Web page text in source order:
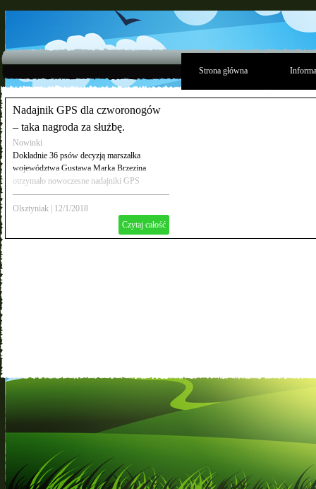
Strona główna
Nadajnik GPS dla czworonogów
– taka nagroda za służbę.
Nowinki
Dokładnie 36 psów decyzją marszałka
województwa Gustawa Marka Brzezina
otrzymało nowoczesne nadajniki GPS
Olsztyniak
12/1/2018
Czytaj całość